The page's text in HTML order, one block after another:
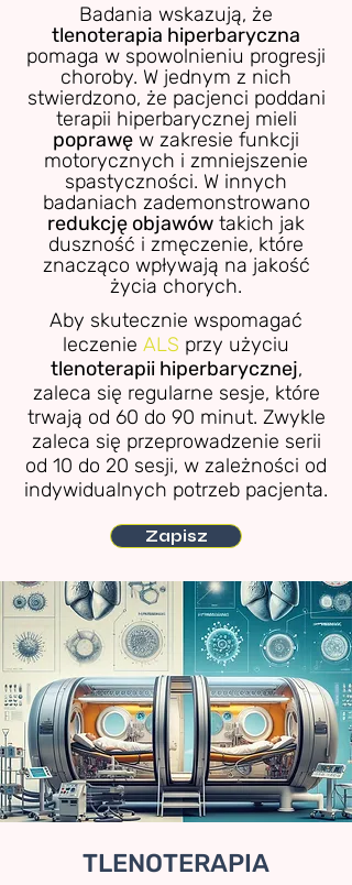
Badania wskazują, że
tlenoterapia hiperbaryczna
pomaga w spowolnieniu progresji
choroby. W jednym z nich
stwierdzono, że pacjenci poddani
terapii hiperbarycznej mieli
poprawę w zakresie funkcji
motorycznych i zmniejszenie
spastyczności. W innych
badaniach zademonstrowano
redukcję objawów takich jak
duszność i zmęczenie, które
znacząco wpływają na jakość
życia chorych.
Aby skutecznie wspomagać
leczenie ALS przy użyciu
tlenoterapii hiperbarycznej,
zaleca się regularne sesje, które
trwają od 60 do 90 minut. Zwykle
zaleca się przeprowadzenie serii
od 10 do 20 sesji, w zależności od
indywidualnych potrzeb pacjenta.
Zapisz
TLENOTERAPIA